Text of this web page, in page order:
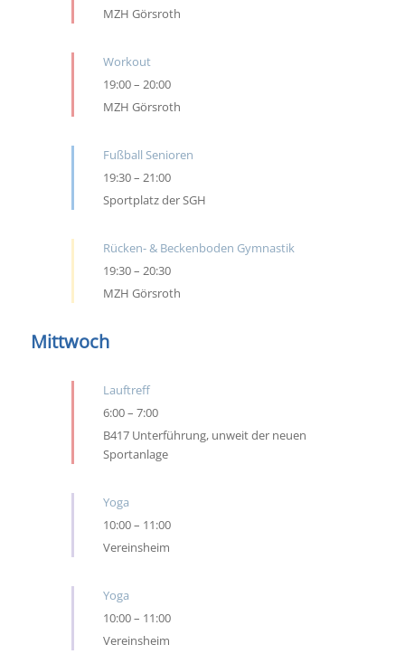
MZH Görsroth
Workout
19:00– 20:00
MZH Görsroth
Fußball Senioren
19:30– 21:00
Sportplatz der SGH
Rücken- & Beckenboden Gymnastik
19:30– 20:30
MZH Görsroth
Mittwoch
Lauftreff
6:00– 7:00
B417 Unterführung, unweit der neuen
Sportanlage
Yoga
10:00– 11:00
Vereinsheim
Yoga
10:00– 11:00
Vereinsheim